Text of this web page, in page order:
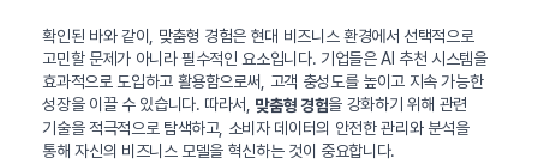
확인된 바와 같이, 맞춤형 경험은 현대 비즈니스 환경에서 선택적으로
고민할 문제가 아니라 필수적인 요소입니다. 기업들은 AI 추천 시스템을
효과적으로 도입하고 활용함으로써, 고객 충성도를 높이고 지속 가능한
성장을 이끌 수 있습니다. 따라서, 맞춤형 경험을 강화하기 위해 관련
기술을 적극적으로 탐색하고, 소비자 데이터의 안전한 관리와 분석을
통해 자신의 비즈니스 모델을 혁신하는 것이 중요합니다.